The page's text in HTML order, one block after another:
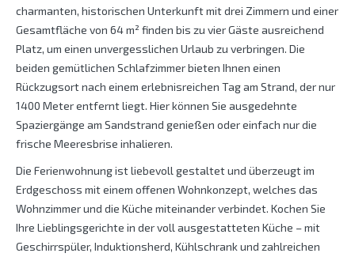
charmanten, historischen Unterkunft mit drei Zimmern und einer
Gesamtfläche von 64 m² finden bis zu vier Gäste ausreichend
Platz, um einen unvergesslichen Urlaub zu verbringen. Die
beiden gemütlichen Schlafzimmer bieten Ihnen einen
Rückzugsort nach einem erlebnisreichen Tag am Strand, der nur
1400 Meter entfernt liegt. Hier können Sie ausgedehnte
Spaziergänge am Sandstrand genießen oder einfach nur die
frische Meeresbrise inhalieren.
Die Ferienwohnung ist liebevoll gestaltet und überzeugt im
Erdgeschoss mit einem offenen Wohnkonzept, welches das
Wohnzimmer und die Küche miteinander verbindet. Kochen Sie
Ihre Lieblingsgerichte in der voll ausgestatteten Küche – mit
Geschirrspüler, Induktionsherd, Kühlschrank und zahlreichen